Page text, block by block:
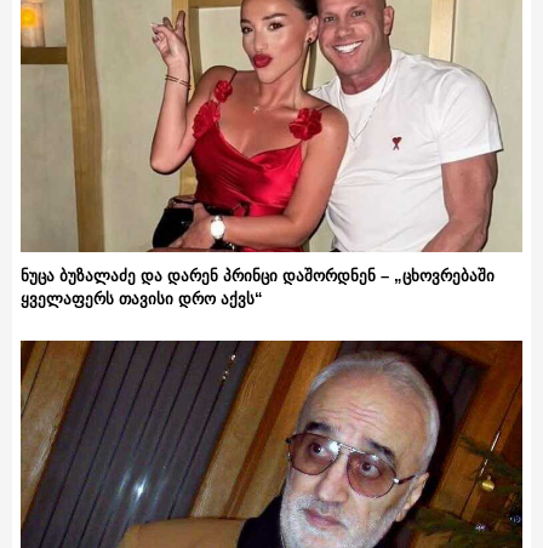
ნუცა ბუზალაძე და დარენ პრინცი დაშორდნენ – „ცხოვრებაში
ყველაფერს თავისი დრო აქვს“